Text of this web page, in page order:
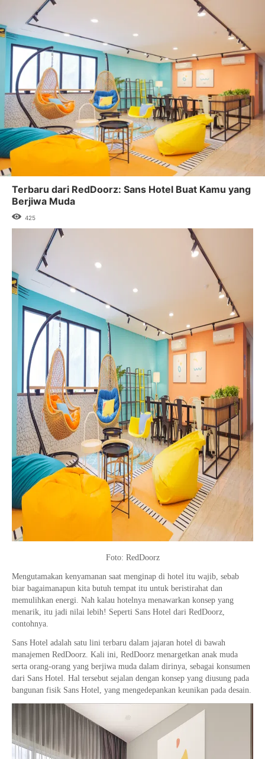
Terbaru dari RedDoorz: Sans Hotel Buat Kamu yang
Berjiwa Muda
425
Foto: RedDoorz
Mengutamakan kenyamanan saat menginap di hotel itu wajib, sebab
biar bagaimanapun kita butuh tempat itu untuk beristirahat dan
memulihkan energi. Nah kalau hotelnya menawarkan konsep yang
menarik, itu jadi nilai lebih! Seperti Sans Hotel dari RedDoorz,
contohnya.
Sans Hotel adalah satu lini terbaru dalam jajaran hotel di bawah
manajemen RedDoorz. Kali ini, RedDoorz menargetkan anak muda
serta orang-orang yang berjiwa muda dalam dirinya, sebagai konsumen
dari Sans Hotel. Hal tersebut sejalan dengan konsep yang diusung pada
bangunan fisik Sans Hotel, yang mengedepankan keunikan pada desain.